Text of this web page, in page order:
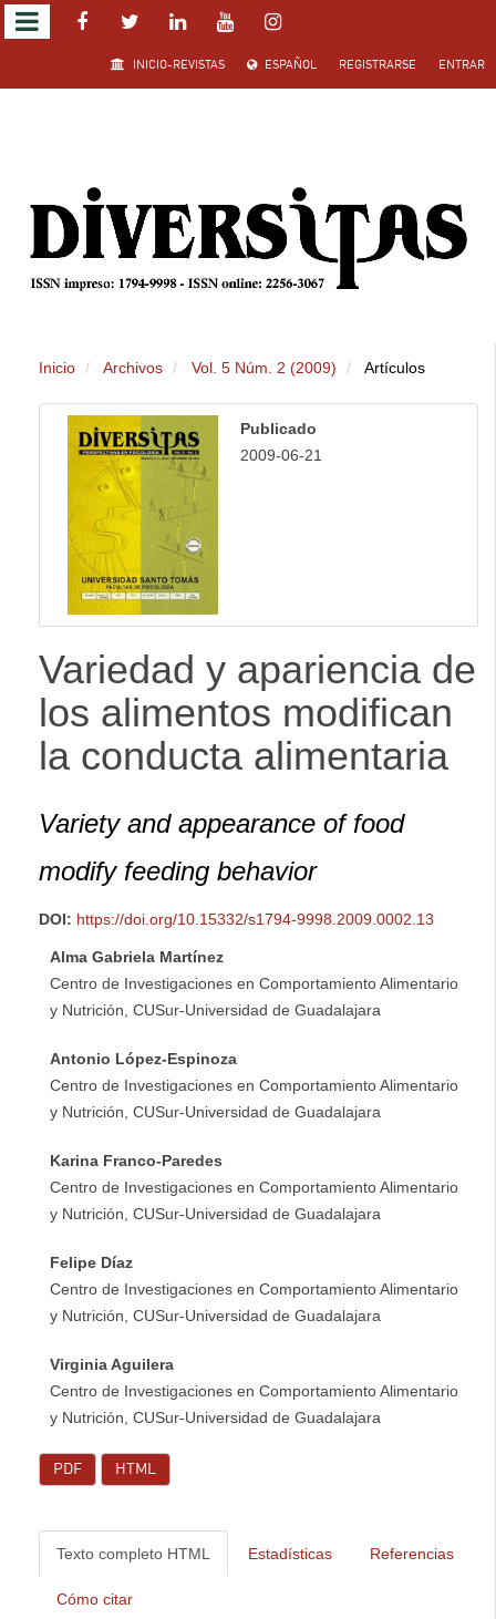
Salto
rápido
contenido
Navegación
principal
Contenido
principal
lateral
INICIO-REVISTAS ESPAÑOL REGISTRARSE ENTRAR
Inicio Archivos Vol. 5 Núm. 2 (2009) Artículos
Publicado
2009-06-21
Variedad y apariencia de
los alimentos modifican
la conducta alimentaria
Variety and appearance of food
modify feeding behavior
DOI: https://doi.org/10.15332/s1794-9998.2009.0002.13
Alma Gabriela Martínez
Centro de Investigaciones en Comportamiento Alimentario
y Nutrición, CUSur-Universidad de Guadalajara
Antonio López-Espinoza
Centro de Investigaciones en Comportamiento Alimentario
y Nutrición, CUSur-Universidad de Guadalajara
Karina Franco-Paredes
Centro de Investigaciones en Comportamiento Alimentario
y Nutrición, CUSur-Universidad de Guadalajara
Felipe Díaz
Centro de Investigaciones en Comportamiento Alimentario
y Nutrición, CUSur-Universidad de Guadalajara
Virginia Aguilera
Centro de Investigaciones en Comportamiento Alimentario
y Nutrición, CUSur-Universidad de Guadalajara
PDF HTML
Texto completo HTML Estadísticas Referencias
Cómo citar